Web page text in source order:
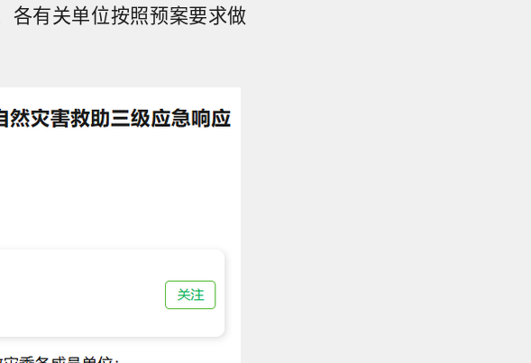
各有关单位按照预案要求做